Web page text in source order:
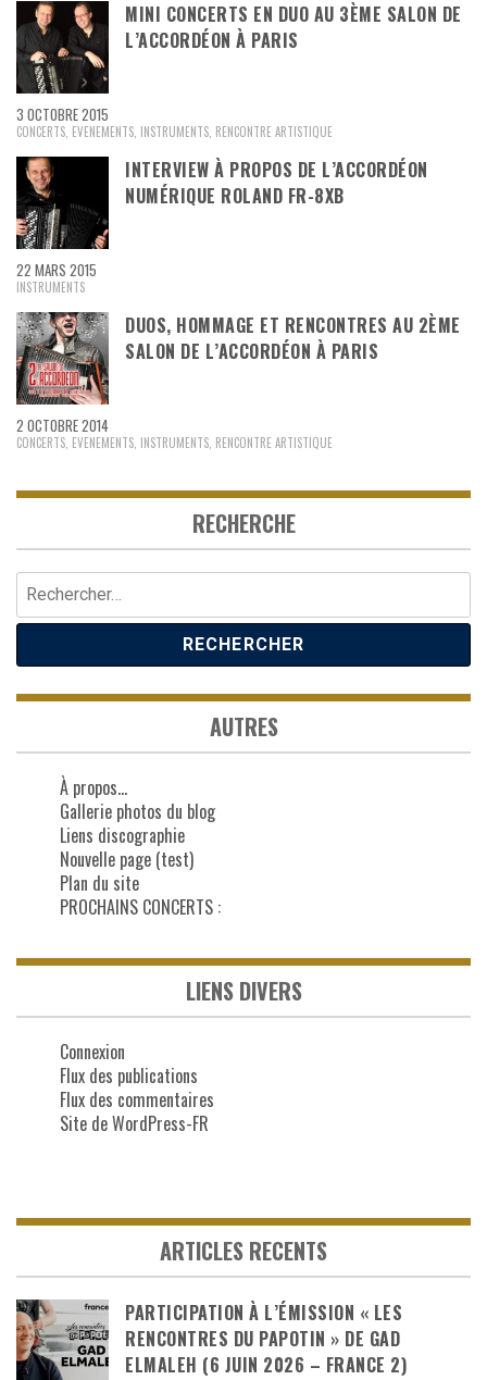
MINI CONCERTS EN DUO AU 3ÈME SALON DE
L’ACCORDÉON À PARIS
3 OCTOBRE 2015
CONCERTS, EVENEMENTS, INSTRUMENTS, RENCONTRE ARTISTIQUE
INTERVIEW À PROPOS DE L’ACCORDÉON
NUMÉRIQUE ROLAND FR-8XB
22 MARS 2015
INSTRUMENTS
DUOS, HOMMAGE ET RENCONTRES AU 2ÈME
SALON DE L’ACCORDÉON À PARIS
2 OCTOBRE 2014
CONCERTS, EVENEMENTS, INSTRUMENTS, RENCONTRE ARTISTIQUE
RECHERCHE
Rechercher :
AUTRES
À propos…
Gallerie photos du blog
Liens discographie
Nouvelle page (test)
Plan du site
PROCHAINS CONCERTS :
LIENS DIVERS
Connexion
Flux des publications
Flux des commentaires
Site de WordPress-FR
ARTICLES RECENTS
PARTICIPATION À L’ÉMISSION « LES
RENCONTRES DU PAPOTIN » DE GAD
ELMALEH (6 JUIN 2026 – FRANCE 2)